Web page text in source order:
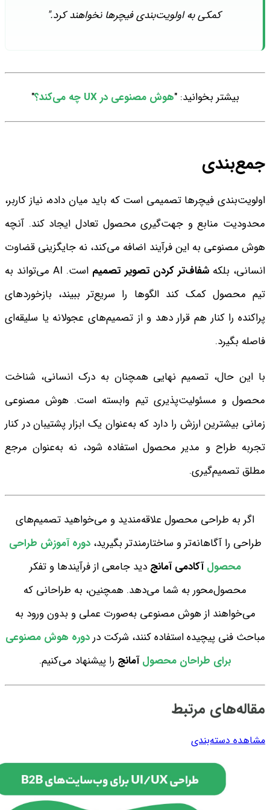
کمکی به اولویت‌بندی فیچرها نخواهند کرد."
بیشتر بخوانید: "هوش مصنوعی در UX چه می‌کند؟ "
جمع‌بندی
اولویت‌بندی فیچرها تصمیمی است که باید میان داده، نیاز کاربر،
محدودیت منابع و جهت‌گیری محصول تعادل ایجاد کند. آنچه
هوش مصنوعی به این فرآیند اضافه می‌کند، نه جایگزینی قضاوت
انسانی، بلکهشفاف‌تر کردن تصویر تصمیم
است. AI می‌تواند به
تیم محصول کمک کند الگوها را سریع‌تر ببیند، بازخوردهای
پراکنده را کنار هم قرار دهد و از تصمیم‌های عجولانه یا سلیقه‌ای
فاصله بگیرد.
با این حال، تصمیم نهایی همچنان به درک انسانی، شناخت
محصول و مسئولیت‌پذیری تیم وابسته است. هوش مصنوعی
زمانی بیشترین ارزش را دارد که به‌عنوان یک ابزار پشتیبان در کنار
تجربه طراح و مدیر محصول استفاده شود، نه به‌عنوان مرجع
مطلق تصمیم‌گیری.
اگر به طراحی محصول علاقه‌مندید و می‌خواهید تصمیم‌های
طراحی را آگاهانه‌تر و ساختارمندتر بگیرید،دوره آموزش طراحی
محصولآکادمی آمانج دید جامعی از فرآیندها و تفکر
محصول‌محور به شما می‌دهد. همچنین، به طراحانی که
می‌خواهند از هوش مصنوعی به‌صورت عملی و بدون ورود به
مباحث فنی پیچیده استفاده کنند، شرکت دردوره هوش مصنوعی
برای طراحان محصولآمانج را پیشنهاد می‌کنیم.
مقاله‌های مرتبط
مشاهده دسته‌بندی